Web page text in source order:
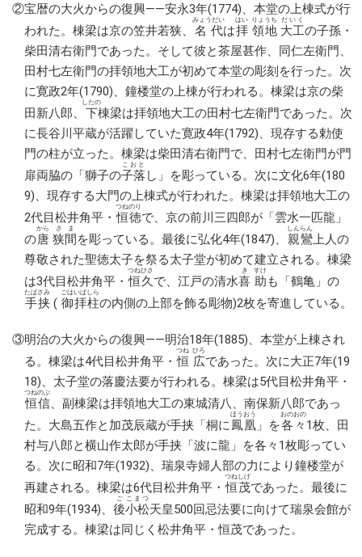
②宝暦の大火からの復興――安永3年(1774)、本堂の上棟式が行
われた。棟梁は京の笠井若狭、 名代
みょうだい
は拝
はい
領地
りょうち
大工
だいく
の子孫・
柴田清右衛門であった。そして彼と茶屋甚作、同仁左衛門、
田村七左衛門の拝領地大工が初めて本堂の彫刻を行った。次
に寛政2年(1790)、鐘楼堂の上棟が行われる。棟梁は京の柴
田新八郎、 下
したの
棟梁は拝領地大工の田村七左衛門であった。次
に長谷川平蔵が活躍していた寛政4年(1792)、現存する勅使
門の柱が立った。棟梁は柴田清右衛門で、田村七左衛門が門
扉両脇の「獅子の子落
こおと
し」を彫っている。次に文化6年(180
9)、現存する大門の上棟式が行われた。棟梁は拝領地大工の
2代目松井角平・ 恒
つね
徳
のり
で、京の前川三四郎が「雲水一匹龍」
の唐
から
狭間
さま
を彫っている。最後に弘化4年(1847)、 親鸞
しんらん
上人の
尊敬された聖徳太子を祭る太子堂が初めて建立される。棟梁
は3代目松井角平・ 恒久
つねひさ
で、江戸の清水喜
き
助
すけ
も「鶴亀」の
手挟
たばさみ
( 御拝柱
ごはいばしら
の内側の上部を飾る彫物)2枚を寄進している。
③明治の大火からの復興――明治18年(1885)、本堂が上棟され
る。棟梁は4代目松井角平・ 恒
つね
広
ひろ
であった。次に大正7年(19
18)、太子堂の落慶法要が行われる。棟梁は5代目松井角平・
恒
つね
信
のぶ
、副棟梁は拝領地大工の東城清八、南保新八郎であっ
た。大島五作と加茂辰蔵が手挟「桐に鳳凰
ほうおう
」を各々
おのおの
1枚、田
村与八郎と横山作太郎が手挟「波に龍」を各々1枚彫ってい
る。次に昭和7年(1932)、瑞泉寺婦人部の力により鐘楼堂が
再建される。棟梁は6代目松井角平・ 恒
つね
茂
しげ
であった。最後に
昭和9年(1934)、 後
ご
小松
こまつ
天皇500回忌法要に向けて瑞泉会館が
完成する。棟梁は同じく松井角平・恒茂であった。